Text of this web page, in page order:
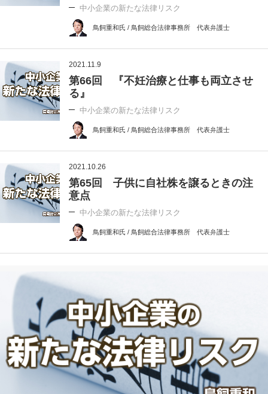
中小企業の新たな法律リスク
鳥飼重和氏 / 鳥飼総合法律事務所 代表弁護士
2021.11.9
第66回 『不妊治療と仕事も両立させ
る』
中小企業の新たな法律リスク
鳥飼重和氏 / 鳥飼総合法律事務所 代表弁護士
2021.10.26
第65回 子供に自社株を譲るときの注
意点
中小企業の新たな法律リスク
鳥飼重和氏 / 鳥飼総合法律事務所 代表弁護士